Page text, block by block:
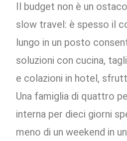
Il budget non è un
slow travel: è spesso il
lungo in un posto
soluzioni con cucina,
e colazioni in hotel,
Una famiglia di quattro
interna per dieci giorni
meno di un weekend in